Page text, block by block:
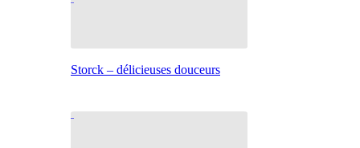
Storck – délicieuses douceurs